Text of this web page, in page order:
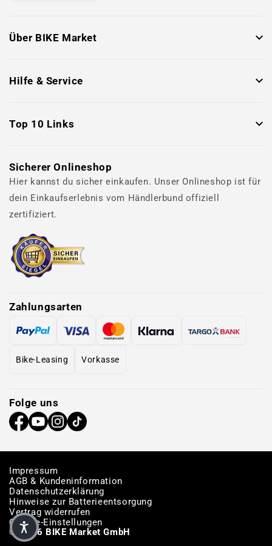
Über BIKE Market
Hilfe & Service
Top 10 Links
Sicherer Onlineshop
Hier kannst du sicher einkaufen. Unser Onlineshop ist für
dein Einkaufserlebnis vom Händlerbund offiziell
zertifiziert.
Zahlungsarten
Bike-Leasing Vorkasse
Folge uns
Impressum
AGB & Kundeninformation
Datenschutzerklärung
Hinweise zur Batterieentsorgung
Vertrag widerrufen
Cookie-Einstellungen
© 2026 BIKE Market GmbH